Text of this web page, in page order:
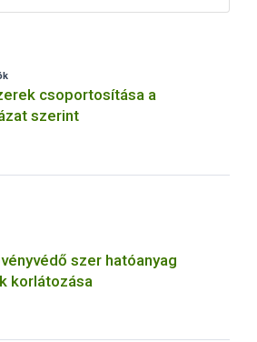
csoportosítása a
szerint
szer hatóanyag
korlátozása